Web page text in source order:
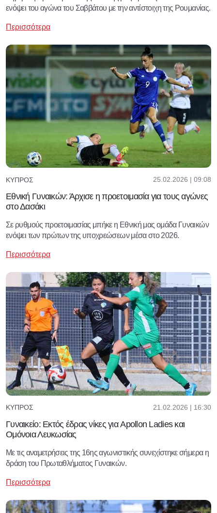
ενόψει του αγώνα του Σαββάτου με την αντίστοιχη της Ρουμανίας.
Περισσότερα
ΚΎΠΡΟΣ 25.02.2026 | 09:08
Εθνική Γυναικών: Άρχισε η προετοιμασία για τους αγώνες
στο Δασάκι
Σε ρυθμούς προετοιμασίας μπήκε η Εθνική μας ομάδα Γυναικών
ενόψει των πρώτων της υποχρεώσεων μέσα στο 2026.
Περισσότερα
ΚΎΠΡΟΣ 21.02.2026 | 16:30
Γυναικείο: Εκτός έδρας νίκες για Apollon Ladies και
Ομόνοια Λευκωσίας
Με τις αναμετρήσεις της 16ης αγωνιστικής συνεχίστηκε σήμερα η
δράση του Πρωταθλήματος Γυναικών.
Περισσότερα